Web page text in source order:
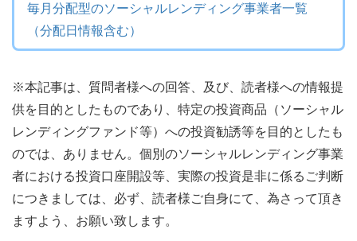
毎月分配型のソーシャルレンディング事業者一覧
（分配日情報含む）
※本記事は、質問者様への回答、及び、読者様への情報提
供を目的としたものであり、特定の投資商品（ソーシャル
レンディングファンド等）への投資勧誘等を目的としたも
のでは、ありません。個別のソーシャルレンディング事業
者における投資口座開設等、実際の投資是非に係るご判断
につきましては、必ず、読者様ご自身にて、為さって頂き
ますよう、お願い致します。